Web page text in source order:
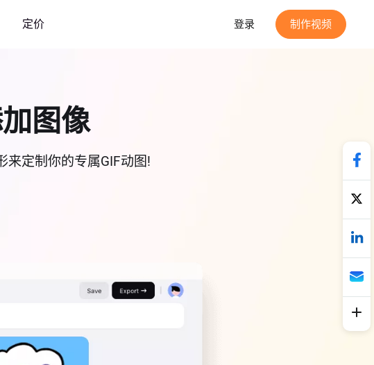
定价 登录 制作视频
图像
来定制你的专属GIF动图!